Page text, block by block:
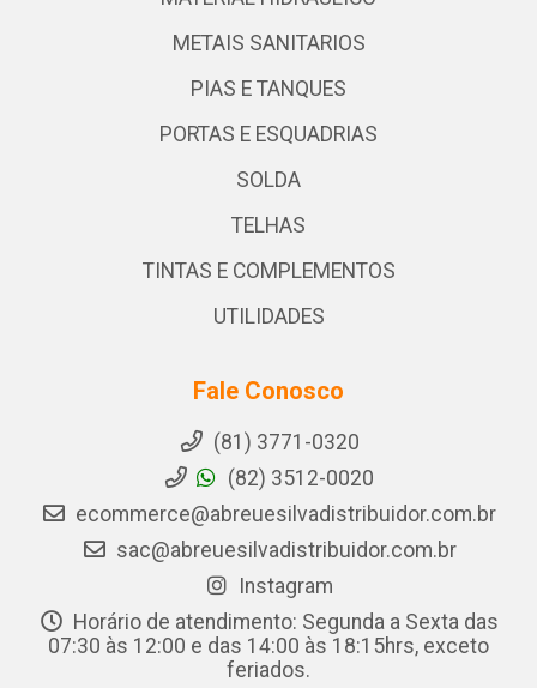
METAIS SANITARIOS
PIAS E TANQUES
PORTAS E ESQUADRIAS
SOLDA
TELHAS
TINTAS E COMPLEMENTOS
UTILIDADES
Fale Conosco
(81) 3771-0320
(82) 3512-0020
ecommerce@abreuesilvadistribuidor.com.br
sac@abreuesilvadistribuidor.com.br
Instagram
Horário de atendimento: Segunda a Sexta das
07:30 às 12:00 e das 14:00 às 18:15hrs, exceto
feriados.